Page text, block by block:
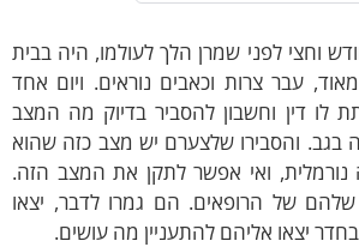
לפני שמרן הלך לעולמו, היה בבית
עבר צרות וכאבים נוראים. ויום אחד
דין וחשבון להסביר בדיוק מה המצב
והסבירו שלצערם יש מצב כזה שהוא
ואי אפשר לתקן את המצב הזה.
של הרופאים. הם גמרו לדבר, יצאו
יצאו אליהם להתעניין מה עושים.